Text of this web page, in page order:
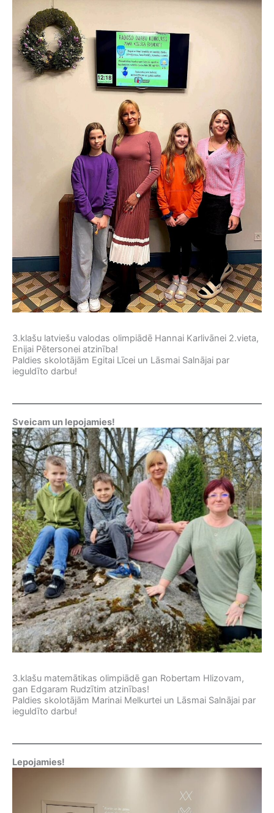
3.klašu latviešu valodas olimpiādē Hannai Karlivānei 2.vieta,
Enijai Pētersonei atzinība!
Paldies skolotājām Egitai Līcei un Lāsmai Salnājai par
ieguldīto darbu!
Sveicam un lepojamies!
3.klašu matemātikas olimpiādē gan Robertam Hlizovam,
gan Edgaram Rudzītim atzinības!
Paldies skolotājām Marinai Melkurtei un Lāsmai Salnājai par
ieguldīto darbu!
Lepojamies!